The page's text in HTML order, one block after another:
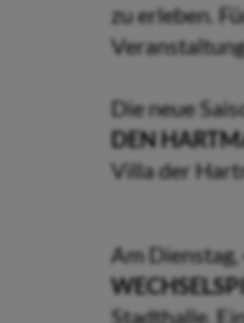
zu erleben.
Die neue
DEN
Villa der
Am
Stadthalle.